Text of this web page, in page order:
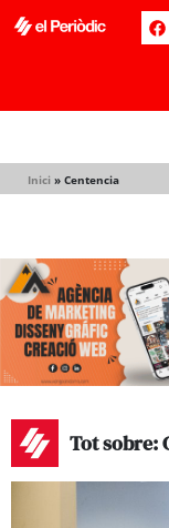
Inici » Centencia
Tot sobre: